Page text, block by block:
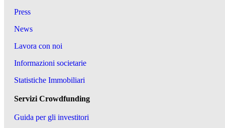
Press
News
Lavora con noi
Informazioni societarie
Statistiche Immobiliari
Servizi Crowdfunding
Guida per gli investitori